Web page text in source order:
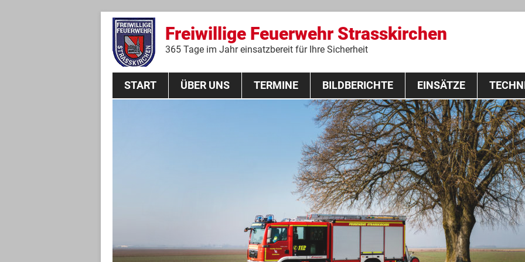
Freiwillige Feuerwehr Strasskirchen
365 Tage im Jahr einsatzbereit für Ihre Sicherheit
Zum
springen
START ÜBER UNS TERMINE
THL Lehrgang 2020
BILDBERICHTE EINSÄTZE
Fahrzeuge
Ausrüstung